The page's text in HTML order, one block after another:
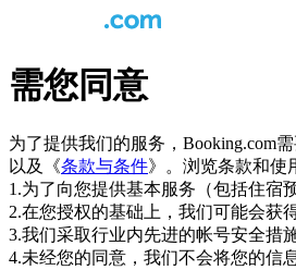
需您同意
为了提供我们的服务，Booking.com
以及《条款与条件》。浏览条款和使
1.为了向您提供基本服务（包括住宿
2.在您授权的基础上，我们可能会获
3.我们采取行业内先进的帐号安全措
4.未经您的同意，我们不会将您的信